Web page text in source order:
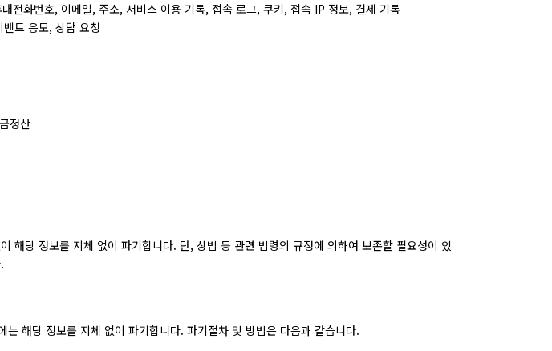
전화번호, 이메일, 주소, 서비스 이용 기록, 접속 로그, 쿠키, 접속 IP 정보, 결제 기록
트 응모, 상담 요청
정산
해당 정보를 지체 없이 파기합니다. 단, 상법 등 관련 법령의 규정에 의하여 보존할 필요성이 있
해당 정보를 지체 없이 파기합니다. 파기절차 및 방법은 다음과 같습니다.